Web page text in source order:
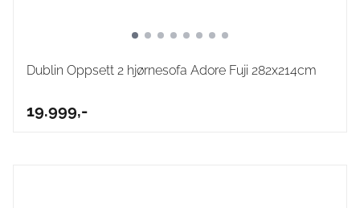
Dublin Oppsett 2 hjørnesofa Adore Fuji 282x214cm
19.999,-